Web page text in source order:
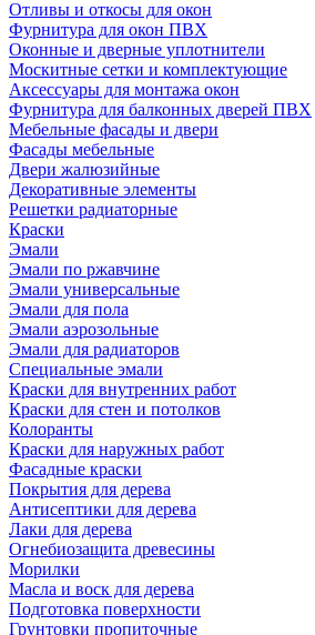
Отливы и откосы для окон
Фурнитура для окон ПВХ
Оконные и дверные уплотнители
Москитные сетки и комплектующие
Аксессуары для монтажа окон
Фурнитура для балконных дверей ПВХ
Мебельные фасады и двери
Фасады мебельные
Двери жалюзийные
Декоративные элементы
Решетки радиаторные
Краски
Эмали
Эмали по ржавчине
Эмали универсальные
Эмали для пола
Эмали аэрозольные
Эмали для радиаторов
Специальные эмали
Краски для внутренних работ
Краски для стен и потолков
Колоранты
Краски для наружных работ
Фасадные краски
Покрытия для дерева
Антисептики для дерева
Лаки для дерева
Огнебиозащита древесины
Морилки
Масла и воск для дерева
Подготовка поверхности
Грунтовки пропиточные